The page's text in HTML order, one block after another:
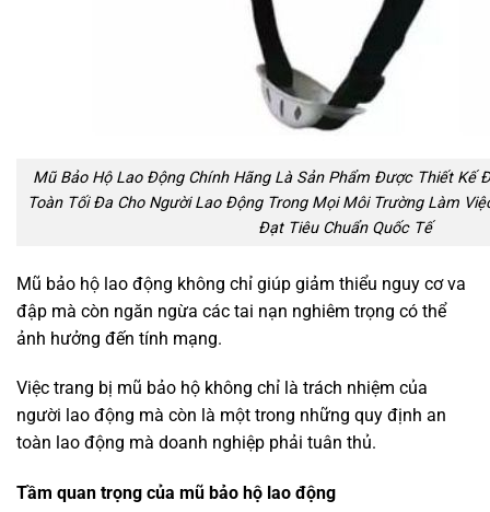
Mũ Bảo Hộ Lao Động Chính Hãng Là Sản Phẩm Được Thiết Kế
Toàn Tối Đa Cho Người Lao Động Trong Mọi Môi Trường Làm
Đạt Tiêu Chuẩn Quốc Tế
Mũ bảo hộ lao động không chỉ giúp giảm thiểu nguy cơ va
đập mà còn ngăn ngừa các tai nạn nghiêm trọng có thể
ảnh hưởng đến tính mạng.
Việc trang bị mũ bảo hộ không chỉ là trách nhiệm của
người lao động mà còn là một trong những quy định an
toàn lao động mà doanh nghiệp phải tuân thủ.
Tầm quan trọng của mũ bảo hộ lao động